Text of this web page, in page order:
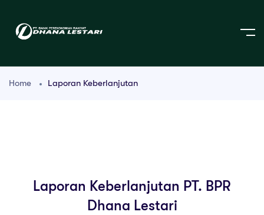
Home Laporan Keberlanjutan
Laporan Keberlanjutan PT. BPR
Dhana Lestari